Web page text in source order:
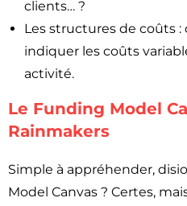
clients… ?
Les structures de coûts
indiquer les coûts
activité.
Le Funding Model
Rainmakers
Simple à appréhender,
Model Canvas ? Certes,